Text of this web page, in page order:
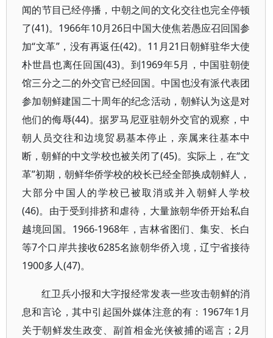
闻的节目已经停播，中朝之间的文化交往也完全停顿
了(41)。1966年10月26日中国大使焦若愚应召回国参
加“文革”，没有再返任(42)。11月21日朝鲜驻华大使
朴世昌也离任回国(43)。到1969年5月，中国驻朝使
馆三分之二的外交官已经回国。中国也没有派代表团
参加朝鲜建国二十周年的纪念活动，朝鲜认为这是对
他们的侮辱(44)。据罗马尼亚驻朝外交官的观察，中
朝人员交往和边境贸易基本停止，亲属来往基本中
断，朝鲜的中文学校也被关闭了(45)。实际上，在“文
革”初期，朝鲜华侨学校的校长已经全部换成朝鲜人，
大部分中国人的学校已被取消或并入朝鲜人学校
(46)。由于受到排挤和虐待，大量旅朝华侨开始私自
越境回国。1966-1968年，吉林省图们、集安、长白
等7个口岸共接收6285名旅朝华侨入境，辽宁省接待
1900多人(47)。
红卫兵小报和大字报经常发表一些攻击朝鲜的消
息和言论，其中引起国外媒体注意的有：1967年1月
关于朝鲜发生政变、副首相金光侠被捕的谣言；2月